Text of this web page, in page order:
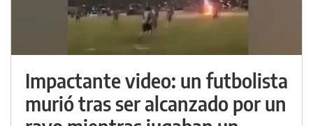
Impactante video: un futbolista
murió tras ser alcanzado por un